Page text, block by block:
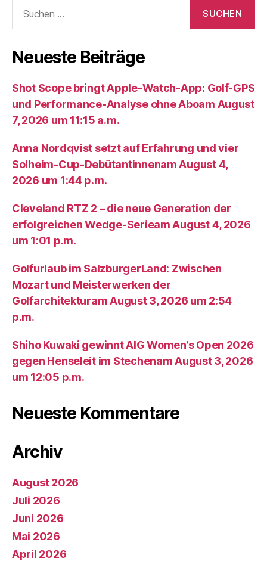
nach:
Neueste Beiträge
Shot Scope bringt Apple-Watch-App: Golf-GPS
und Performance-Analyse ohne Aboam August
7, 2026 um 11:15 a.m.
Anna Nordqvist setzt auf Erfahrung und vier
Solheim-Cup-Debütantinnenam August 4,
2026 um 1:44 p.m.
Cleveland RTZ 2 – die neue Generation der
erfolgreichen Wedge-Serieam August 4, 2026
um 1:01 p.m.
Golfurlaub im SalzburgerLand: Zwischen
Mozart und Meisterwerken der
Golfarchitekturam August 3, 2026 um 2:54
p.m.
Shiho Kuwaki gewinnt AIG Women’s Open 2026
gegen Henseleit im Stechenam August 3, 2026
um 12:05 p.m.
Neueste Kommentare
Archiv
August 2026
Juli 2026
Juni 2026
Mai 2026
April 2026